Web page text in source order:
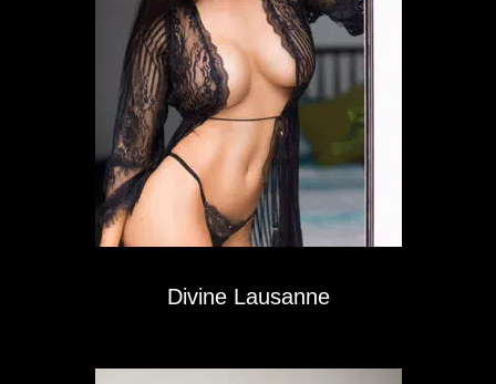
Divine Lausanne